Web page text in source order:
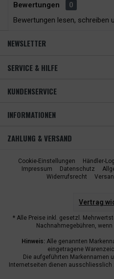
Bewertungen
0
Bewertungen lesen, schreiben
NEWSLETTER
SERVICE & HILFE
KUNDENSERVICE
INFORMATIONEN
ZAHLUNG & VERSAND
Cookie-Einstellungen Händler-
Impressum
Datenschutz
Widerrufsrecht
Vertrag
* Alle Preise inkl. gesetzl.
Nachnahmegebühren,
Hinweis: Alle genannten
eingetragene
Die aufgeführten Markennamen
Internetseiten dienen ausschliesslich